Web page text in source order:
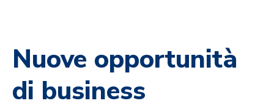
Nuove opportunità
di business